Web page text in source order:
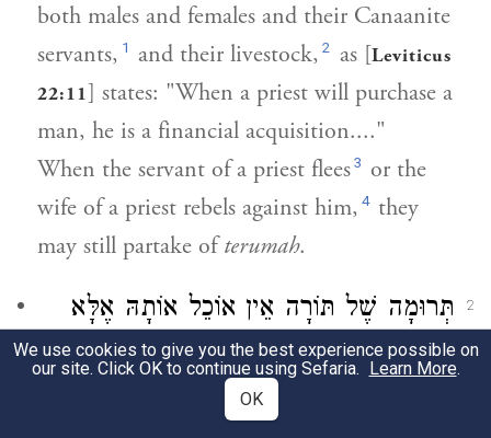
both males and females and their Canaanite
servants, 1 and their livestock, 2 as [Leviticus
22:11] states: "When a priest will purchase a
man, he is a financial acquisition...."
When the servant of a priest flees3 or the
wife of a priest rebels against him, 4 they
may still partake ofterumah.
2
תְּרוּמָה שֶׁל תּוֹרָה אֵין אוֹכֵל אוֹתָהּ אֶלָּא
כֹּהֵן מְיֻחָס. אֲבָל כֹּהֲנֵי חֲזָקָה אוֹכְלִין
בִּתְרוּמָה שֶׁל דִּבְרֵיהֶן בִּלְבַד. וּתְרוּמָה
We use cookies to give you the best experience possible on
our site. Click OK to continue using Sefaria. Learn More.
OK